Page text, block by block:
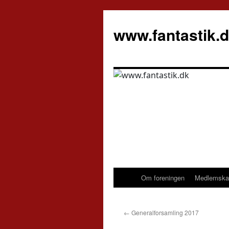
indhold
Om foreningen
← Generalforsamling 2017